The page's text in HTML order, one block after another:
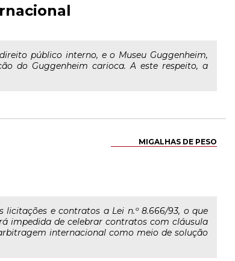
público interno, e o Museu Guggenheim,
do Guggenheim carioca. A este respeito, a
MIGALHAS DE PESO
licitações e contratos a Lei n.º 8.666/93, o que
impedida de celebrar contratos com cláusula
internacional como meio de solução